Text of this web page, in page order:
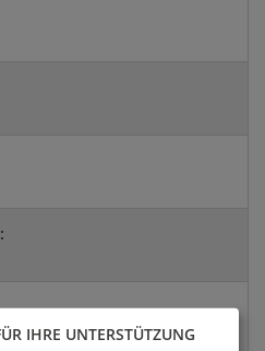
IHRE UNTERSTÜTZUNG